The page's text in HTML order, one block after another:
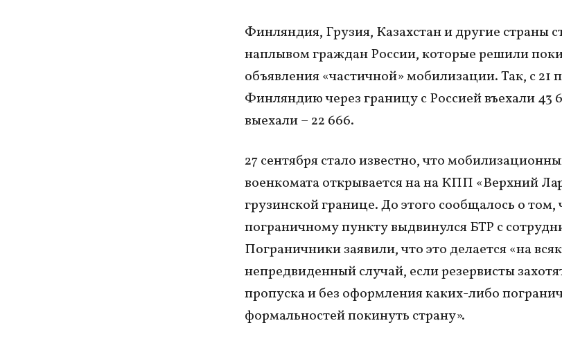
Финляндия, Грузия, Казахстан и другие страны
наплывом граждан России, которые решили
объявления «частичной» мобилизации. Так, с 21
Финляндию через границу с Россией въехали 43
выехали – 22 666.
27 сентября стало известно, что
военкомата открывается на на КПП «Верхний
грузинской границе. До этого сообщалось о том,
пограничному пункту выдвинулся БТР с
Пограничники заявили, что это делается «на
непредвиденный случай, если резервисты
пропуска и без оформления каких-либо
формальностей покинуть страну».